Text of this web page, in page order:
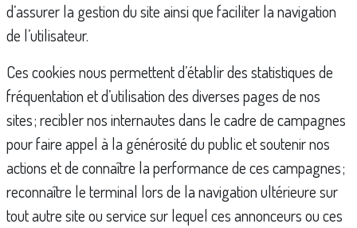
d’assurer la gestion du site ainsi que faciliter la navigation
de l’utilisateur.
Ces cookies nous permettent d’établir des statistiques de
fréquentation et d’utilisation des diverses pages de nos
sites ; recibler nos internautes dans le cadre de campagnes
pour faire appel à la générosité du public et soutenir nos
actions et de connaître la performance de ces campagnes ;
reconnaître le terminal lors de la navigation ultérieure sur
tout autre site ou service sur lequel ces annonceurs ou ces